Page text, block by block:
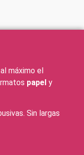
máximo el
papel y
Sin largas